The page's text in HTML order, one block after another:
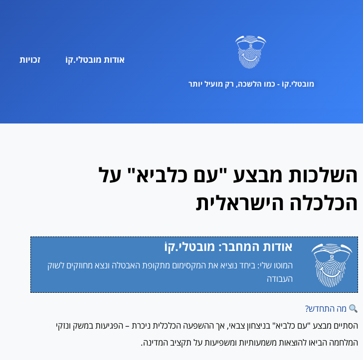
מובטלי.קוֹ - כמו הלשכה, רק מועיל יותר
אודות מובטלי.קוֹ זכויות
השלכות מבצע "עם כלביא" על
הכלכלה הישראלית
אודות המחבר: מובטלי.קוֹ
המוטו שלי: ביחד נוציא את המקסימום מתקופת האבטלה ונצא מחוזקים לשוק
העבודה
מה התחדש?
הסתיים מבצע "עם כלביא" בניצחון צבאי, אך ההשפעה הכלכלית ניכרת – הפגיעות במשק ונזקי
המלחמה הביאו להוצאות משמעותיות ומשפיעות על תקציב המדינה.